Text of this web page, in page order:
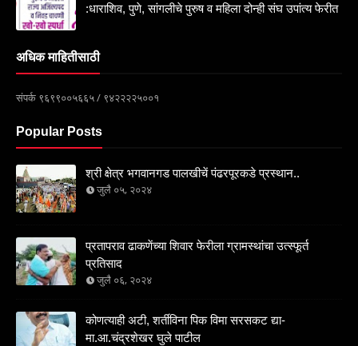
:धाराशिव, पुणे, सांगलीचे पुरुष व महिला दोन्ही संघ उपांत्य फेरीत
अधिक माहितीसाठी
संपर्क ९६९९००५६६५ / ९४२२२२५००१
Popular Posts
श्री क्षेत्र भगवानगड पालखीचें पंढरपूरकडे प्रस्थान..
जुलै ०५, २०२४
प्रतापराव ढाकणेंच्या शिवार फेरीला ग्रामस्थांचा उत्स्फूर्त
प्रतिसाद
जुलै ०६, २०२४
कोणत्याही अटी, शर्तीविना पिक विमा सरसकट द्या-
मा.आ.चंद्रशेखर घुले पाटील